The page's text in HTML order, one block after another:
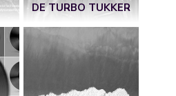
DE TURBO TUKKER